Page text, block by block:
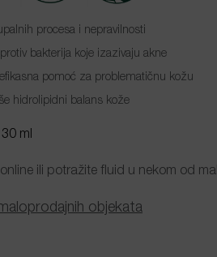
procesa i nepravilnosti
bakterija koje izazivaju akne
pomoć za problematičnu kožu
hidrolipidni balans kože
ml
ili potražite fluid u nekom od
objekata